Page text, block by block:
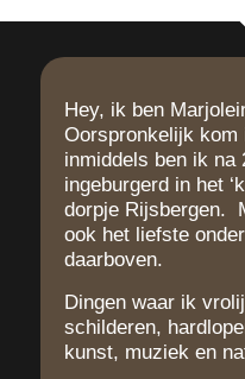
Hey, ik ben
Oorspronkelijk
inmiddels ben ik na
ingeburgerd in het
dorpje Rijsbergen.
ook het liefste
daarboven.
Dingen waar ik
schilderen,
kunst, muziek en